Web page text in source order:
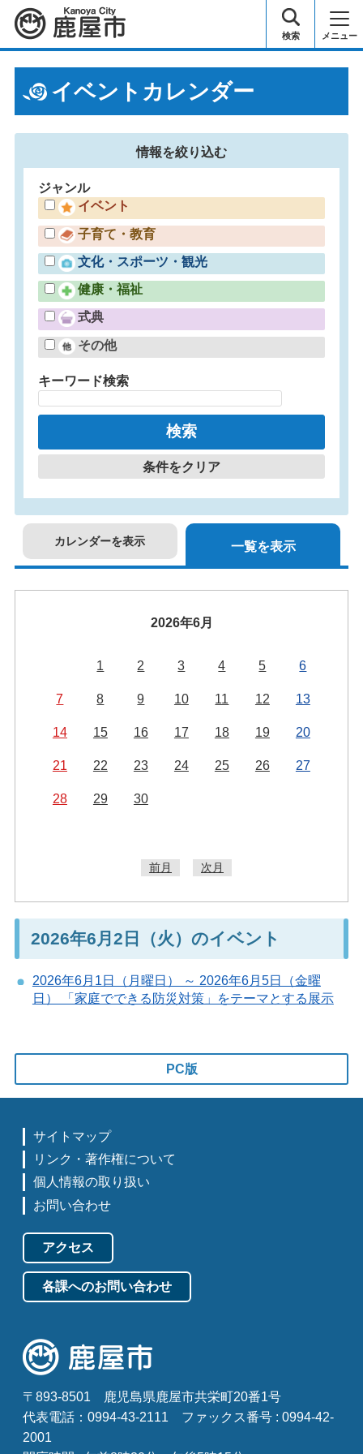
鹿屋市 検索 メニュー
イベントカレンダー
情報を絞り込む
ジャンル
イベント
子育て・教育
文化・スポーツ・観光
健康・福祉
式典
その他
キーワード検索
条件をクリア
カレンダーを表示 一覧を表示
2026年6月
1 2 3 4 5 6
7 8 9 10 11 12 13
14 15 16 17 18 19 20
21 22 23 24 25 26 27
28 29 30
前月 次月
2026年6月2日（火）のイベント
2026年6月1日（月曜日） ～ 2026年6月5日（金曜
日） 「家庭でできる防災対策」をテーマとする展示
PC版
サイトマップ
リンク・著作権について
個人情報の取り扱い
お問い合わせ
アクセス
各課へのお問い合わせ
〒893-8501
鹿児島県鹿屋市共栄町20番1号
代表電話：0994-43-2111
ファックス番号 : 0994-42-
2001